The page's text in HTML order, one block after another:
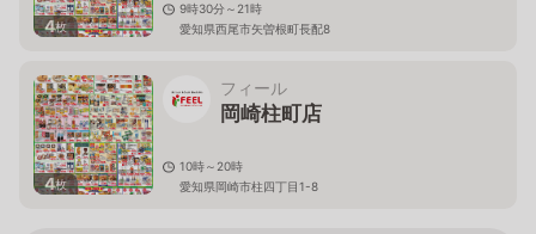
4枚
9時30分～21時
愛知県西尾市矢曽根町長配8
4枚
フィール
岡崎柱町店
10時～20時
愛知県岡崎市柱四丁目1-8